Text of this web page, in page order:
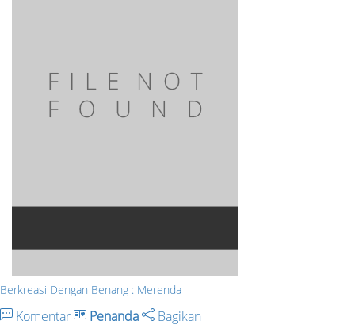
Berkreasi Dengan Benang : Merenda
Komentar Penanda Bagikan